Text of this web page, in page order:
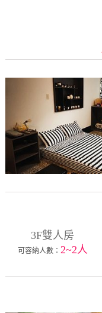
3F雙人房
可容納人數： 2~2人